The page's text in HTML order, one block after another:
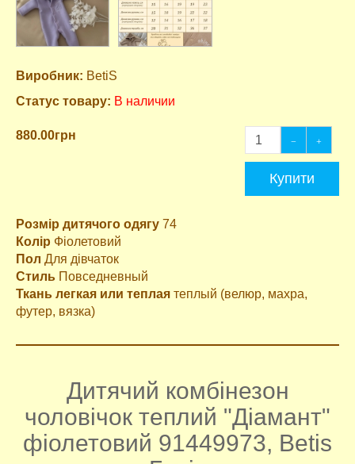
Виробник: BetiS
Статус товару: В наличии
880.00грн
Купити
Розмір дитячого одягу 74
Колір Фіолетовий
Пол Для дівчаток
Стиль Повседневный
Ткань легкая или теплая теплый (велюр, махра,
футер, вязка)
Дитячий комбінезон
чоловічок теплий "Діамант"
фіолетовий 91449973, Betis